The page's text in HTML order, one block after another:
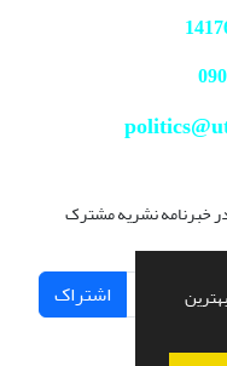
خبرنامه نشریه مشترک
اشتراک